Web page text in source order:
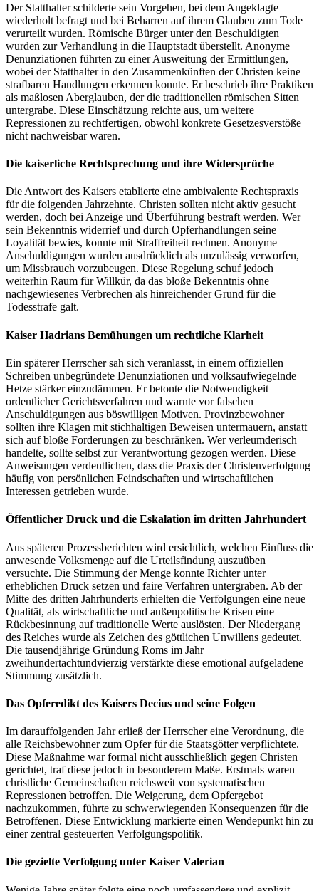
Der Statthalter schilderte sein Vorgehen, bei dem Angeklagte
wiederholt befragt und bei Beharren auf ihrem Glauben zum Tode
verurteilt wurden. Römische Bürger unter den Beschuldigten
wurden zur Verhandlung in die Hauptstadt überstellt. Anonyme
Denunziationen führten zu einer Ausweitung der Ermittlungen,
wobei der Statthalter in den Zusammenkünften der Christen keine
strafbaren Handlungen erkennen konnte. Er beschrieb ihre Praktiken
als maßlosen Aberglauben, der die traditionellen römischen Sitten
untergrabe. Diese Einschätzung reichte aus, um weitere
Repressionen zu rechtfertigen, obwohl konkrete Gesetzesverstöße
nicht nachweisbar waren.
Die kaiserliche Rechtsprechung und ihre Widersprüche
Die Antwort des Kaisers etablierte eine ambivalente Rechtspraxis
für die folgenden Jahrzehnte. Christen sollten nicht aktiv gesucht
werden, doch bei Anzeige und Überführung bestraft werden. Wer
sein Bekenntnis widerrief und durch Opferhandlungen seine
Loyalität bewies, konnte mit Straffreiheit rechnen. Anonyme
Anschuldigungen wurden ausdrücklich als unzulässig verworfen,
um Missbrauch vorzubeugen. Diese Regelung schuf jedoch
weiterhin Raum für Willkür, da das bloße Bekenntnis ohne
nachgewiesenes Verbrechen als hinreichender Grund für die
Todesstrafe galt.
Kaiser Hadrians Bemühungen um rechtliche Klarheit
Ein späterer Herrscher sah sich veranlasst, in einem offiziellen
Schreiben unbegründete Denunziationen und volksaufwiegelnde
Hetze stärker einzudämmen. Er betonte die Notwendigkeit
ordentlicher Gerichtsverfahren und warnte vor falschen
Anschuldigungen aus böswilligen Motiven. Provinzbewohner
sollten ihre Klagen mit stichhaltigen Beweisen untermauern, anstatt
sich auf bloße Forderungen zu beschränken. Wer verleumderisch
handelte, sollte selbst zur Verantwortung gezogen werden. Diese
Anweisungen verdeutlichen, dass die Praxis der Christenverfolgung
häufig von persönlichen Feindschaften und wirtschaftlichen
Interessen getrieben wurde.
Öffentlicher Druck und die Eskalation im dritten Jahrhundert
Aus späteren Prozessberichten wird ersichtlich, welchen Einfluss die
anwesende Volksmenge auf die Urteilsfindung auszuüben
versuchte. Die Stimmung der Menge konnte Richter unter
erheblichen Druck setzen und faire Verfahren untergraben. Ab der
Mitte des dritten Jahrhunderts erhielten die Verfolgungen eine neue
Qualität, als wirtschaftliche und außenpolitische Krisen eine
Rückbesinnung auf traditionelle Werte auslösten. Der Niedergang
des Reiches wurde als Zeichen des göttlichen Unwillens gedeutet.
Die tausendjährige Gründung Roms im Jahr
zweihundertachtundvierzig verstärkte diese emotional aufgeladene
Stimmung zusätzlich.
Das Opferedikt des Kaisers Decius und seine Folgen
Im darauffolgenden Jahr erließ der Herrscher eine Verordnung, die
alle Reichsbewohner zum Opfer für die Staatsgötter verpflichtete.
Diese Maßnahme war formal nicht ausschließlich gegen Christen
gerichtet, traf diese jedoch in besonderem Maße. Erstmals waren
christliche Gemeinschaften reichsweit von systematischen
Repressionen betroffen. Die Weigerung, dem Opfergebot
nachzukommen, führte zu schwerwiegenden Konsequenzen für die
Betroffenen. Diese Entwicklung markierte einen Wendepunkt hin zu
einer zentral gesteuerten Verfolgungspolitik.
Die gezielte Verfolgung unter Kaiser Valerian